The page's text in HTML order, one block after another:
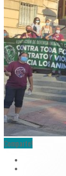
Comparte!